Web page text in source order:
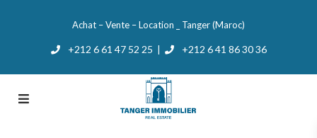
Achat – Vente – Location _ Tanger (Maroc)
+212 6 61 47 52 25 +212 6 41 86 30 36